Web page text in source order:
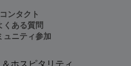
コンタクト
くある質問
ュニティ参加